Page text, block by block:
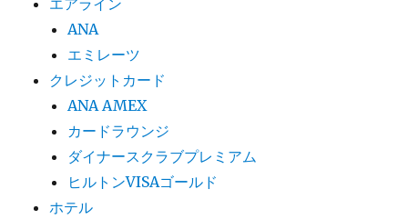
ANA
エミレーツ
クレジットカード
ANA AMEX
カードラウンジ
ダイナースクラブプレミアム
ヒルトンVISAゴールド
ホテル